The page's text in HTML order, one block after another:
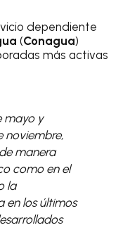
dependiente
(Conagua)
más activas
mayo y
noviembre,
manera
como en el
la
en los últimos